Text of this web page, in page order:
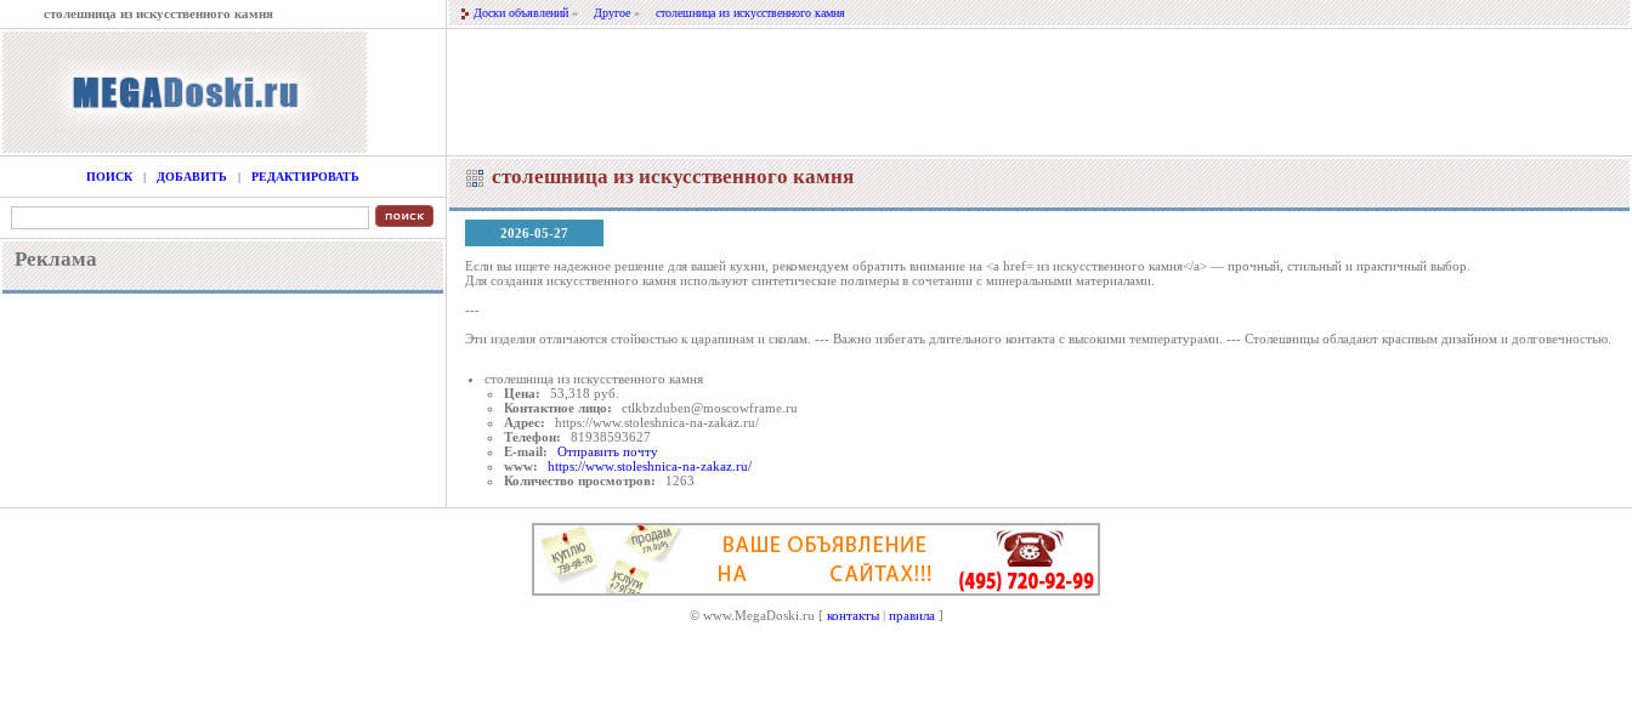
столешница из искусственного камня Доски объявлений» Другое» столешница из искусственного камня
ПОИСК | ДОБАВИТЬ | РЕДАКТИРОВАТЬ
Реклама
столешница из искусственного камня
2026-05-27
Если вы ищете надежное решение для вашей кухни, рекомендуем обратить внимание на <a href= из искусственного камня</a> — прочный, стильный и практичный выбор.
Для создания искусственного камня используют синтетические полимеры в сочетании с минеральными материалами.
---
Эти изделия отличаются стойкостью к царапинам и сколам. --- Важно избегать длительного контакта с высокими температурами. --- Столешницы обладают красивым дизайном и долговечностью.
столешница из искусственного камня
Цена:
53,318 руб.
Контактное лицо:
ctlkbzduben@moscowframe.ru
Адрес:
https://www.stoleshnica-na-zakaz.ru/
Телефон:
81938593627
E-mail:
Отправить почту
www:
https://www.stoleshnica-na-zakaz.ru/
Количество просмотров:
1263
© www.MegaDoski.ru [ контакты| правила]